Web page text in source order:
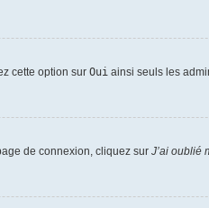
cette option sur Oui ainsi seuls les
de connexion, cliquez sur J’ai oublié